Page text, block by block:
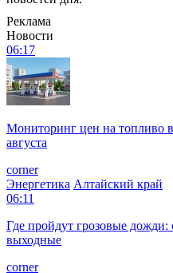
Реклама
Новости
06:17
Мониторинг цен на топливо
августа
corner
Энергетика Алтайский край
06:11
Где пройдут грозовые
выходные
corner